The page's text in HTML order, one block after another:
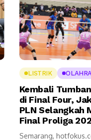
LISTRIK
Kembali
di Final Four,
PLN Selangkah
Final Proliga
Semarang,